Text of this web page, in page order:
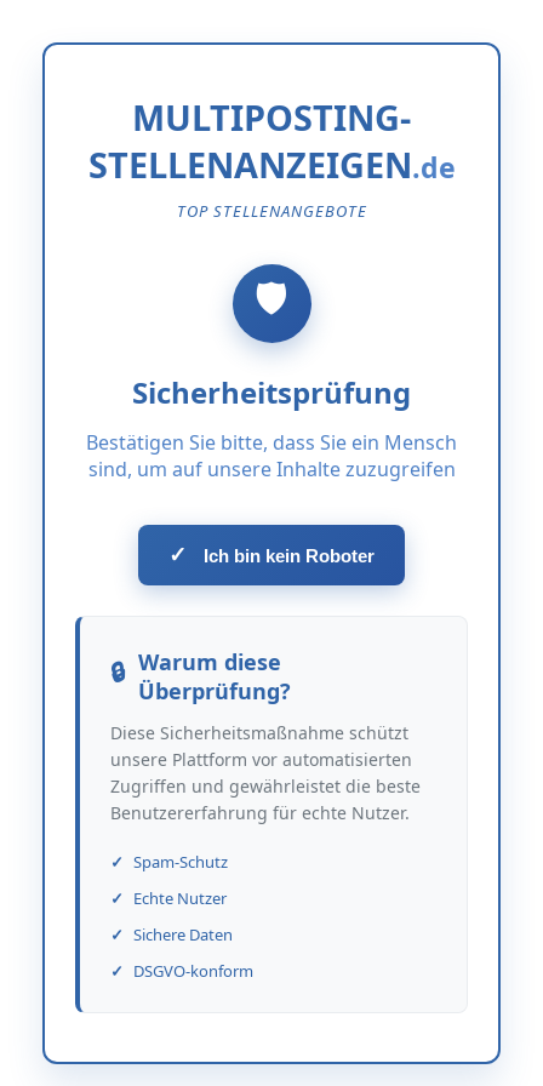
MULTIPOSTING-
STELLENANZEIGEN
TOP STELLENANGEBOTE
Sicherheitsprüfung
Bestätigen Sie bitte, dass Sie ein Mensch
sind, um auf unsere Inhalte zuzugreifen
✓ Ich bin kein Roboter
Warum diese
Überprüfung?
Diese Sicherheitsmaßnahme schützt
unsere Plattform vor automatisierten
Zugriffen und gewährleistet die beste
Benutzererfahrung für echte Nutzer.
Spam-Schutz
Echte Nutzer
Sichere Daten
DSGVO-konform